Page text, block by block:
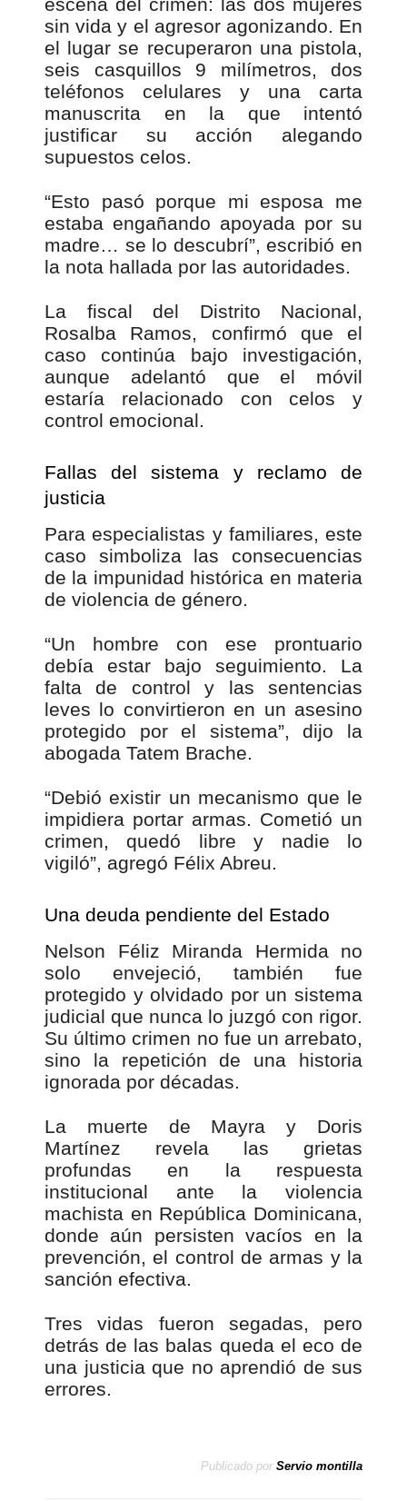
sin vida y el agresor agonizando. En
el lugar se recuperaron una pistola,
seis casquillos 9 milímetros, dos
teléfonos celulares y una carta
manuscrita en la que intentó
justificar su acción alegando
supuestos celos.
“Esto pasó porque mi esposa me
estaba engañando apoyada por su
madre… se lo descubrí”, escribió en
la nota hallada por las autoridades.
La fiscal del Distrito Nacional,
Rosalba Ramos, confirmó que el
caso continúa bajo investigación,
aunque adelantó que el móvil
estaría relacionado con celos y
control emocional.
Fallas del sistema y reclamo de
justicia
Para especialistas y familiares, este
caso simboliza las consecuencias
de la impunidad histórica en materia
de violencia de género.
“Un hombre con ese prontuario
debía estar bajo seguimiento. La
falta de control y las sentencias
leves lo convirtieron en un asesino
protegido por el sistema”, dijo la
abogada Tatem Brache.
“Debió existir un mecanismo que le
impidiera portar armas. Cometió un
crimen, quedó libre y nadie lo
vigiló”, agregó Félix Abreu.
Una deuda pendiente del Estado
Nelson Féliz Miranda Hermida no
solo envejeció, también fue
protegido y olvidado por un sistema
judicial que nunca lo juzgó con rigor.
Su último crimen no fue un arrebato,
sino la repetición de una historia
ignorada por décadas.
La muerte de Mayra y Doris
Martínez revela las grietas
profundas en la respuesta
institucional ante la violencia
machista en República Dominicana,
donde aún persisten vacíos en la
prevención, el control de armas y la
sanción efectiva.
Tres vidas fueron segadas, pero
detrás de las balas queda el eco de
una justicia que no aprendió de sus
errores.
Publicado por Servio montilla